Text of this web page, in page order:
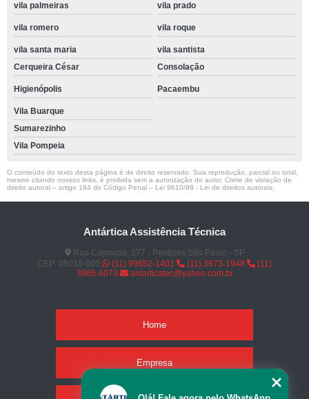
vila palmeiras vila prado
vila romero vila roque
vila santa maria
vila santista
Cerqueira César
Consolação
Higienópolis Pacaembu
Vila Buarque
Sumarezinho
Vila Pompeia
O conteúdo do texto desta página é de direito reservado. Sua reprodução, parcial ou total,
mesmo citando nossos links, é proibida sem a autorização do autor. Crime de violação de
direito autoral – artigo 184 do Código Penal – Lei 9610/98 - Lei de direitos autorais
Antártica Assistência Técnica
Rua Cayowaá, 277 - Perdizes São Paulo - SP
CEP: 05018-000
(11) 99652-1401 (11) 3673-1948
(11)
3865-6073
antarticatec@yahoo.com.br
Home
Empresa